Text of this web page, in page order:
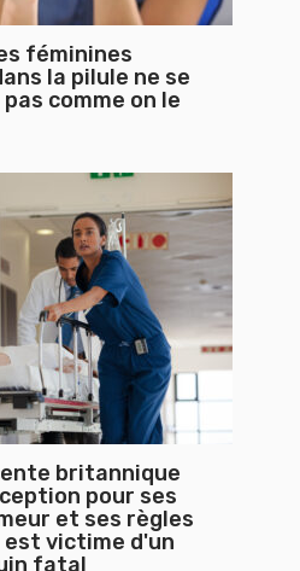
féminines
la pilule ne se
comme on le
britannique
pour ses
et ses règles
victime d'un
fatal